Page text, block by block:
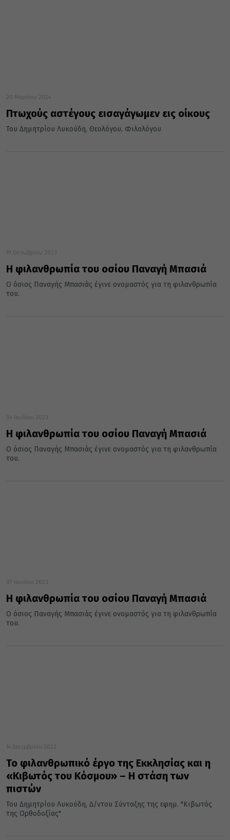
20 Μαρτίου 2024
Πτωχούς αστέγους εισαγάγωμεν εις οίκους
Του Δημητρίου Λυκούδη, Θεολόγου, Φιλολόγου
19 Οκτωβρίου 2023
Η φιλανθρωπία του οσίου Παναγή Μπασιά
Ο όσιος Παναγής Μπασιάς έγινε ονομαστός για τη φιλανθρωπία
του.
04 Ιουλίου 2023
Η φιλανθρωπία του οσίου Παναγή Μπασιά
Ο όσιος Παναγής Μπασιάς έγινε ονομαστός για τη φιλανθρωπία
του.
07 Ιουνίου 2023
Η φιλανθρωπία του οσίου Παναγή Μπασιά
Ο όσιος Παναγής Μπασιάς έγινε ονομαστός για τη φιλανθρωπία
του.
14 Δεκεμβρίου 2022
Το φιλανθρωπικό έργο της Εκκλησίας και η
«Κιβωτός του Κόσμου» – Η στάση των
πιστών
Του Δημητρίου Λυκούδη, Δ/ντου Σύνταξης της εφημ. "Κιβωτός
της Ορθοδοξίας"